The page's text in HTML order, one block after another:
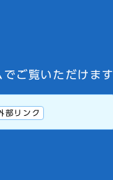
ご覧いただけます
部リンク